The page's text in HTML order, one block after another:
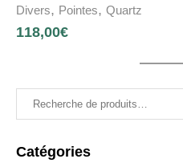
Divers, Pointes, Quartz
118,00€
Catégories